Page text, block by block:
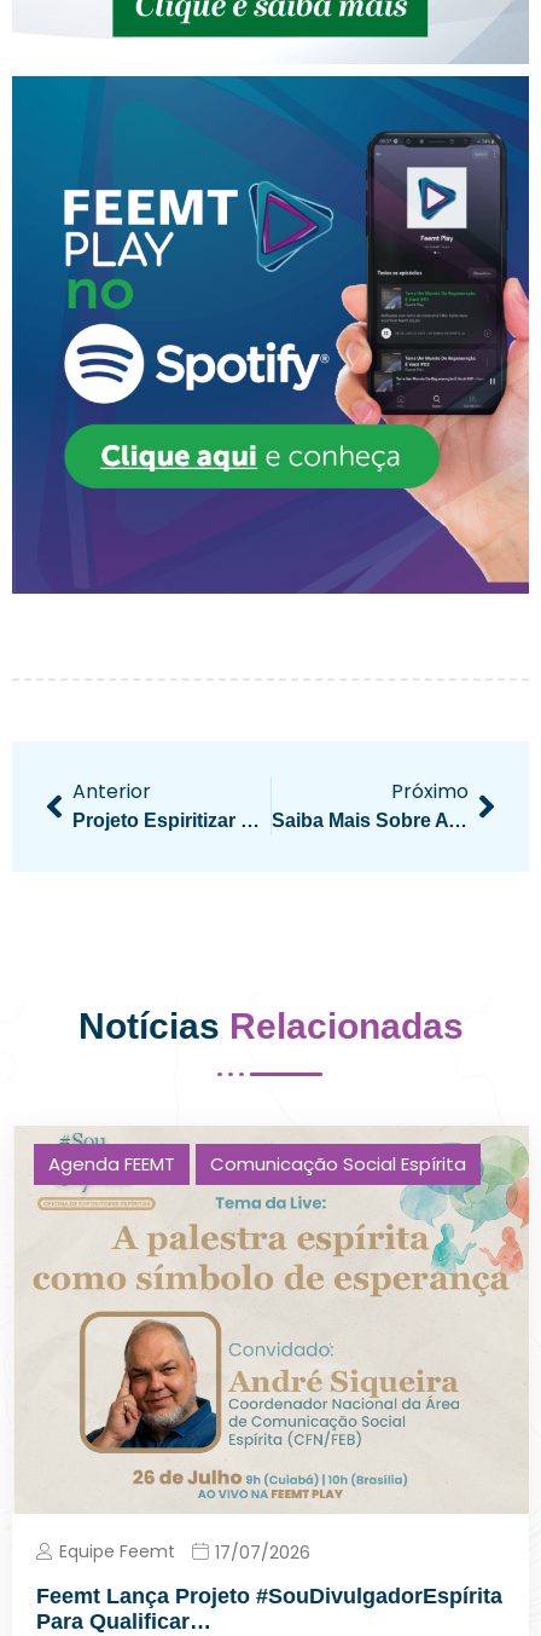
Anterior
Projeto Espiritizar Promove Palestra Em Jaciara
Próximo
Saiba Mais Sobre A Caravana Da Região Sul
Notícias Relacionadas
Agenda FEEMT Comunicação Social Espírita
Equipe Feemt
17/07/2026
Feemt Lança Projeto #SouDivulgadorEspírita
Para Qualificar…